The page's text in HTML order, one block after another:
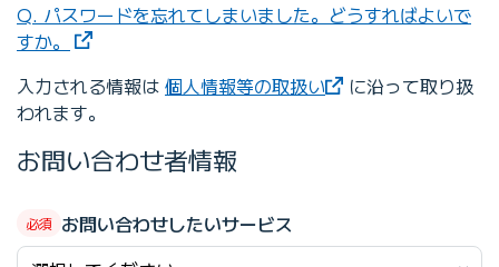
Q. パスワードを忘れてしまいました。どうすればよいで
すか。
入力される情報は 個人情報等の取扱い
に沿って取り扱
われます。
お問い合わせ者情報
お問い合わせしたいサービス